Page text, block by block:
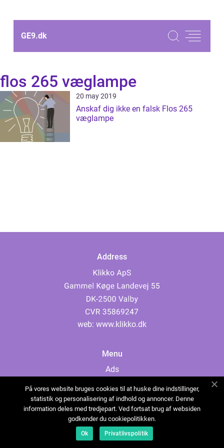
GE9.dk
flos 265 væglampe
20 may 2019
Anskaf dig ikke en falsk Flos 265
væglampe
Address
web: www.klikko.dk
Menu
Ads
Cookies
Contact
Sitemap
På vores website bruges cookies til at huske dine indstillinger,
statistik og personalisering af indhold og annoncer. Denne
information deles med tredjepart. Ved fortsat brug af websiden
godkender du cookiepolitikken.
Ok Privatlivspolitik